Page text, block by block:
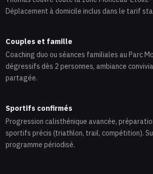
Déplacement à domicile inclus dans le tarif
Couples et famille
Coaching duo ou séances familiales au Parc
dégressifs dès 2 personnes, ambiance
partagée.
Sportifs confirmés
Progression calisthénique avancée,
sportifs précis (triathlon, trail, compétition).
programme périodisé.